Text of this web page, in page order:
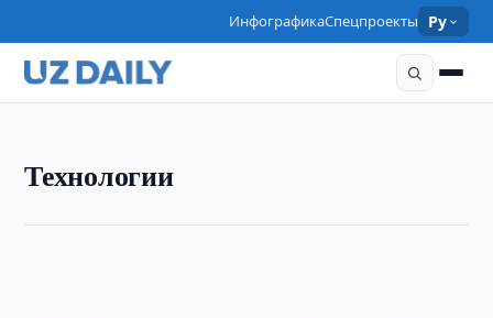
ИнфографикаСпецпроекты Ру
Технологии
«Билайн» открыл собственный стенд в Музее